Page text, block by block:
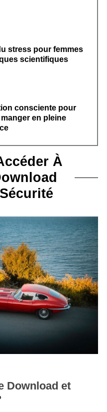
stress pour femmes
scientifiques
consciente pour
en pleine
À
Download et